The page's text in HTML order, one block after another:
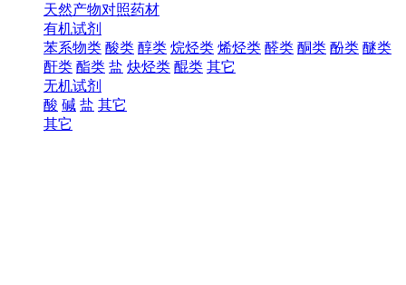
天然产物对照药材
有机试剂
苯系物类 酸类 醇类 烷烃类 烯烃类 醛类 酮类 酚类 醚类
酐类 酯类 盐 炔烃类 醌类 其它
无机试剂
酸 碱 盐 其它
其它